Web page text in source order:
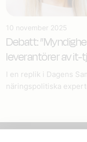
10 november 2025
Debatt:
leverantörer av it-
I en replik i Dagens
näringspolitiska